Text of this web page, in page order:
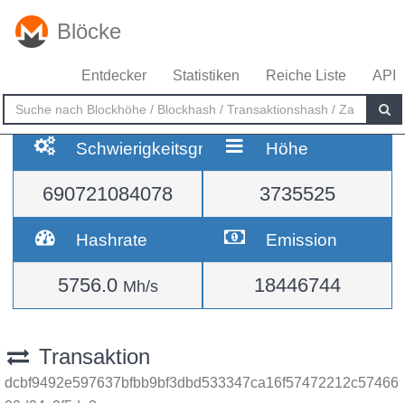
Blöcke
Entdecker Statistiken Reiche Liste API
Schwierigkeitsgrad
690721084078
Höhe
3735525
Hashrate
5756.0 Mh/s
Emission
18446744
Transaktion
dcbf9492e597637bfbb9bf3dbd533347ca16f57472212c57466